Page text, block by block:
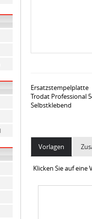
Ersatzstempelplatte
Trodat Professional
Selbstklebend
Vorlagen
Klicken Sie auf